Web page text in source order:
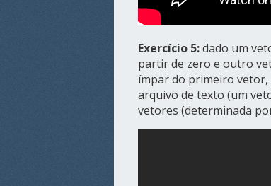
Exercício 5:dado um
partir de zero e outro
ímpar do primeiro vetor,
arquivo de texto (um
vetores (determinada